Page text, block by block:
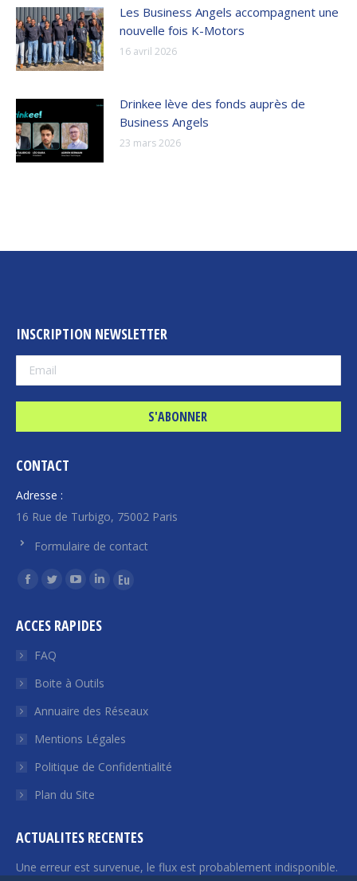
Les Business Angels accompagnent une
nouvelle fois K-Motors
16 avril 2026
Drinkee lève des fonds auprès de
Business Angels
23 mars 2026
INSCRIPTION NEWSLETTER
CONTACT
Adresse :
16 Rue de Turbigo, 75002 Paris
Formulaire de contact
Trouvez nous sur :
La
Facebook
s'ouvre
une
nouvelle
fenêtre
La
Twitter
s'ouvre
une
nouvelle
fenêtre
La
YouTube
une
nouvelle
fenêtre
La
LinkedIn
une
nouvelle
fenêtre
La
nouvelle
fenêtre
ACCES RAPIDES
FAQ
Boite à Outils
Annuaire des Réseaux
Mentions Légales
Politique de Confidentialité
Plan du Site
ACTUALITES RECENTES
Une erreur est survenue, le flux est probablement indisponible.